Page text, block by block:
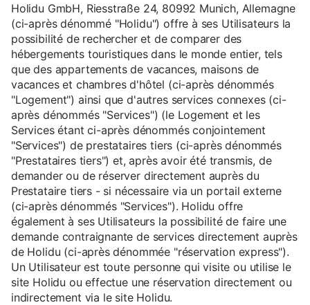
Holidu GmbH, Riesstraße 24, 80992 Munich, Allemagne
(ci-après dénommé "Holidu") offre à ses Utilisateurs la
possibilité de rechercher et de comparer des
hébergements touristiques dans le monde entier, tels
que des appartements de vacances, maisons de
vacances et chambres d'hôtel (ci-après dénommés
"Logement") ainsi que d'autres services connexes (ci-
après dénommés "Services") (le Logement et les
Services étant ci-après dénommés conjointement
"Services") de prestataires tiers (ci-après dénommés
"Prestataires tiers") et, après avoir été transmis, de
demander ou de réserver directement auprès du
Prestataire tiers - si nécessaire via un portail externe
(ci-après dénommés "Services"). Holidu offre
également à ses Utilisateurs la possibilité de faire une
demande contraignante de services directement auprès
de Holidu (ci-après dénommée "réservation express").
Un Utilisateur est toute personne qui visite ou utilise le
site Holidu ou effectue une réservation directement ou
indirectement via le site Holidu.